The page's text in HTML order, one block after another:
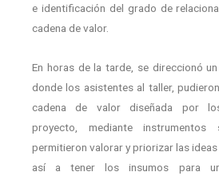
e identificación del grado de
cadena de valor.
En horas de la tarde, se direccionó
donde los asistentes al taller,
cadena de valor diseñada por
proyecto, mediante instrumentos
permitieron valorar y priorizar las
así a tener los insumos para